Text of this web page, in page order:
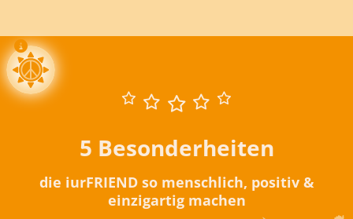
5 Besonderheiten
die iurFRIEND so menschlich, positiv &
einzigartig machen